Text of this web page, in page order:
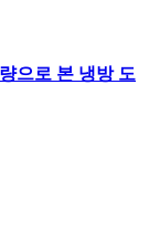
으로 본 냉방 도